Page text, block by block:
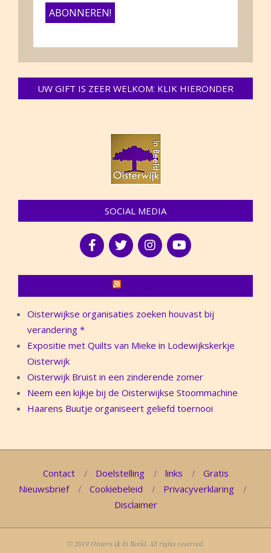
UW GIFT IS ZEER WELKOM: KLIK HIERONDER
SOCIAL MEDIA
Oisterwijkse organisaties zoeken houvast bij
verandering *
Expositie met Quilts van Mieke in Lodewijkskerkje
Oisterwijk
Oisterwijk Bruist in een zinderende zomer
Neem een kijkje bij de Oisterwijkse Stoommachine
Haarens Buutje organiseert geliefd toernooi
Contact Doelstelling links
Gratis
Nieuwsbrief
Cookiebeleid
Privacyverklaring
Disclaimer
© 2019 Oisterwijk In Beeld. All rights reserved.